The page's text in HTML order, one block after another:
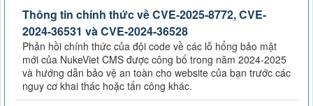
Thông tin chính thức về CVE-2025-8772, CVE-
2024-36531 và CVE-2024-36528
Phản hồi chính thức của đội code về các lỗ hổng bảo mật
mới của NukeViet CMS được công bố trong năm 2024-2025
và hướng dẫn bảo vệ an toàn cho website của bạn trước các
nguy cơ khai thác hoặc tấn công khác.